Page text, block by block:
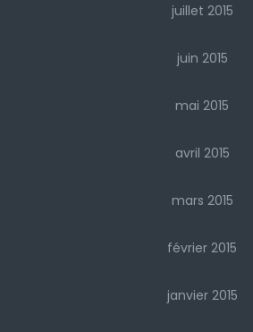
juillet 2015
juin 2015
mai 2015
avril 2015
mars 2015
février 2015
janvier 2015